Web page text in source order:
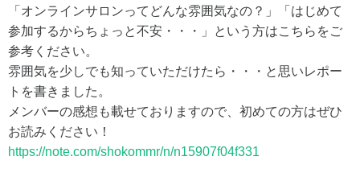
「オンラインサロンってどんな雰囲気なの？」「はじめて
参加するからちょっと不安・・・」という方はこちらをご
参考ください。
雰囲気を少しでも知っていただけたら・・・と思いレポー
トを書きました。
メンバーの感想も載せておりますので、初めての方はぜひ
お読みください！
https://note.com/shokommr/n/n15907f04f331